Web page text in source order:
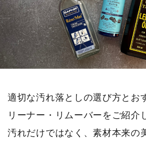
適切な汚れ落としの選び方とお
リーナー・リムーバーをご紹介
汚れだけではなく、素材本来の